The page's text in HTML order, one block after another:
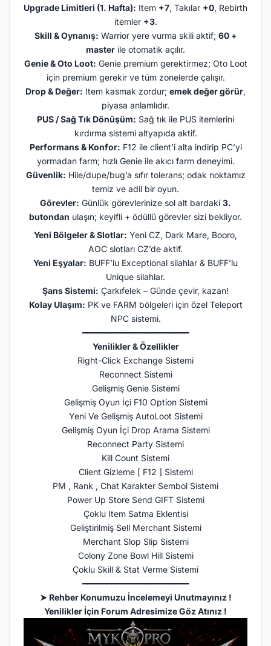
Upgrade Limitleri (1. Hafta): Item +7, Takılar +0, Rebirth
itemler +3.
Skill & Oynanış: Warrior yere vurma skili aktif; 60 +
master ile otomatik açılır.
Genie & Oto Loot: Genie premium gerektirmez; Oto Loot
için premium gerekir ve tüm zonelerde çalışır.
Drop & Değer: Item kasmak zordur; emek değer görür,
piyasa anlamlıdır.
PUS / Sağ Tık Dönüşüm: Sağ tık ile PUS itemlerini
kırdırma sistemi altyapıda aktif.
Performans & Konfor: F12 ile client’i alta indirip PC’yi
yormadan farm; hızlı Genie ile akıcı farm deneyimi.
Güvenlik: Hile/dupe/bug’a sıfır tolerans; odak noktamız
temiz ve adil bir oyun.
Görevler: Günlük görevlerinize sol alt bardaki 3.
butondan ulaşın; keyifli + ödüllü görevler sizi bekliyor.
Yeni Bölgeler & Slotlar: Yeni CZ, Dark Mare, Booro,
AOC slotları CZ’de aktif.
Yeni Eşyalar: BUFF’lu Exceptional silahlar & BUFF’lu
Unique silahlar.
Şans Sistemi: Çarkıfelek – Günde çevir, kazan!
Kolay Ulaşım: PK ve FARM bölgeleri için özel Teleport
NPC sistemi.
━━━━━━━━━━━━━━━━━━━━━━
Yenilikler & Özellikler
Right-Click Exchange Sistemi
Reconnect Sistemi
Gelişmiş Genie Sistemi
Gelişmiş Oyun İçi F10 Option Sistemi
Yeni Ve Gelişmiş AutoLoot Sistemi
Gelişmiş Oyun İçi Drop Arama Sistemi
Reconnect Party Sistemi
Kill Count Sistemi
Client Gizleme [ F12 ] Sistemi
PM , Rank , Chat Karakter Sembol Sistemi
Power Up Store Send GIFT Sistemi
Çoklu Item Satma Eklentisi
Geliştirilmiş Sell Merchant Sistemi
Merchant Slop Slip Sistemi
Colony Zone Bowl Hill Sistemi
Çoklu Skill & Stat Verme Sistemi
━━━━━━━━━━━━━━━━━━━━━━
➤ Rehber Konumuzu İncelemeyi Unutmayınız !
Yenilikler İçin Forum Adresimize Göz Atınız !